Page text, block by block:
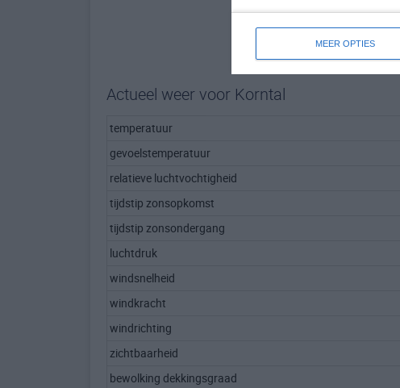
MEER OPTIES
Actueel weer voor Korntal
temperatuur
gevoelstemperatuur
relatieve luchtvochtigheid
tijdstip zonsopkomst
tijdstip zonsondergang
luchtdruk
windsnelheid
windkracht
windrichting
zichtbaarheid
bewolking dekkingsgraad